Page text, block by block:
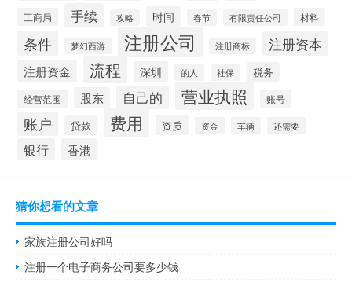
工商局 手续 攻略 时间 春节 有限责任公司 材料
条件 梦幻西游 注册公司 注册商标 注册资本
注册资金 流程 深圳 的人 社保 税务
经营范围 股东 自己的 营业执照 账号
账户 贷款 费用 资质 资金 车辆 还需要
银行 香港
猜你想看的文章
家族注册公司好吗
注册一个电子商务公司要多少钱